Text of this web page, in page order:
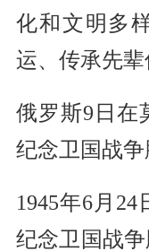
化和文明多
运、传承先辈
俄罗斯9日在
纪念卫国战争
1945年6月
纪念卫国战